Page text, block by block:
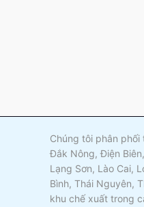
Chúng tôi phân phối
Đắk Nông, Điện
Lạng Sơn, Lào Cai,
Bình, Thái Nguyên,
khu chế xuất trong